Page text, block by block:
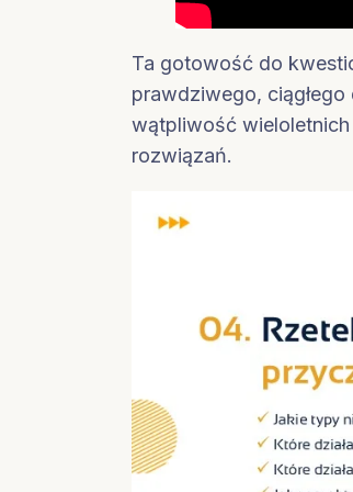
Ta gotowość do
prawdziwego,
wątpliwość
rozwiązań.